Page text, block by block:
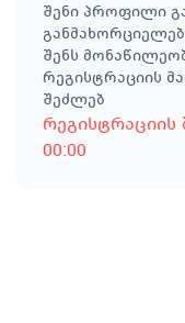
შენი პროფილი
შენს
რეგისტრაციის
შეძლებ
00:00